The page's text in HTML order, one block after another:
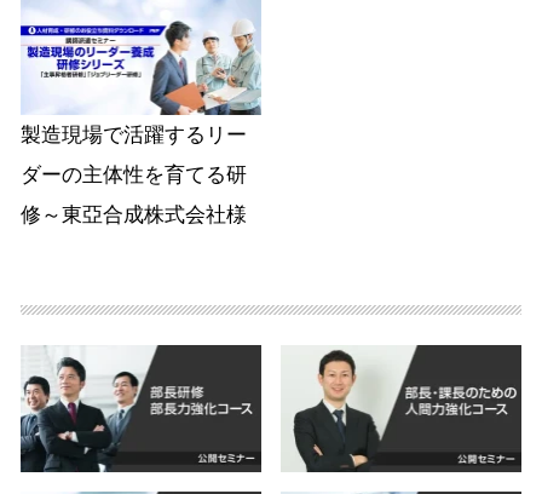
製造現場で活躍するリー
ダーの主体性を育てる研
修～東亞合成株式会社様